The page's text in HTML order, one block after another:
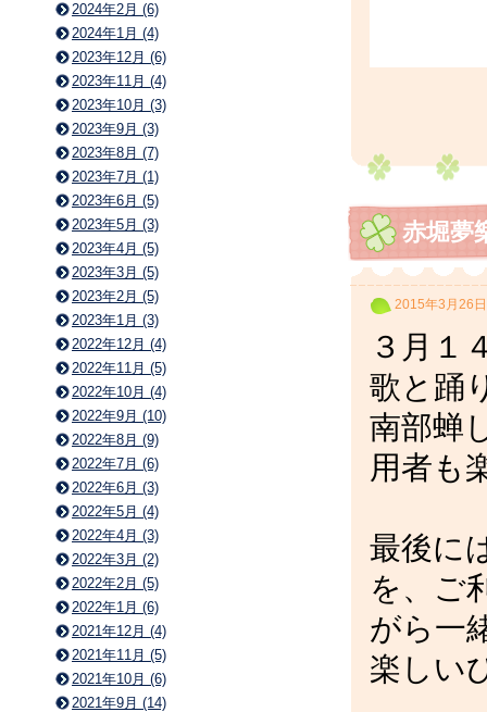
赤堀夢
2015年3月26日
３月１
歌と踊
南部蝉
用者も
最後に
を、ご
がら一
楽しい
2024年2月 (6)
2024年1月 (4)
2023年12月 (6)
2023年11月 (4)
2023年10月 (3)
2023年9月 (3)
2023年8月 (7)
2023年7月 (1)
2023年6月 (5)
2023年5月 (3)
2023年4月 (5)
2023年3月 (5)
2023年2月 (5)
2023年1月 (3)
2022年12月 (4)
2022年11月 (5)
2022年10月 (4)
2022年9月 (10)
2022年8月 (9)
2022年7月 (6)
2022年6月 (3)
2022年5月 (4)
2022年4月 (3)
2022年3月 (2)
2022年2月 (5)
2022年1月 (6)
2021年12月 (4)
2021年11月 (5)
2021年10月 (6)
2021年9月 (14)